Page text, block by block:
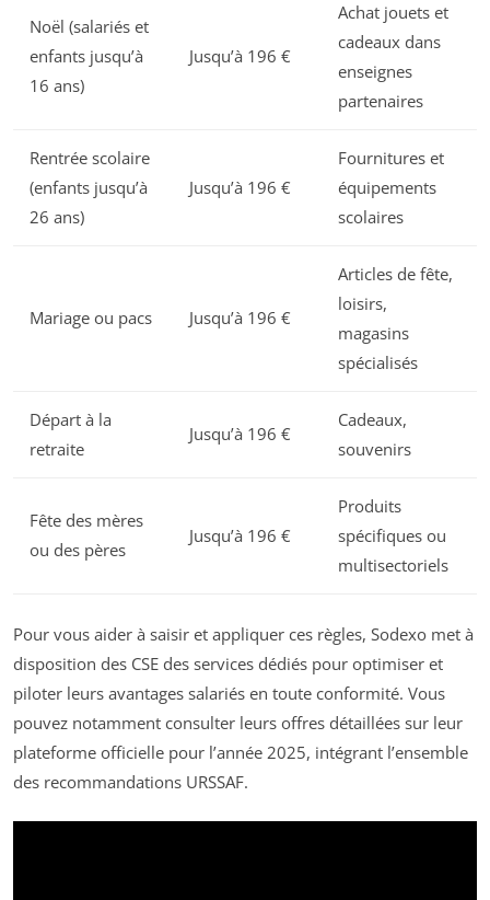
Noël (salariés et
enfants jusqu’à
16 ans)
Jusqu’à 196 €
Achat jouets et
cadeaux dans
enseignes
partenaires
Rentrée scolaire
(enfants jusqu’à
26 ans)
Jusqu’à 196 €
Fournitures et
équipements
scolaires
Mariage ou pacs Jusqu’à 196 €
Articles de fête,
loisirs,
magasins
spécialisés
Départ à la
retraite
Jusqu’à 196 €
Cadeaux,
souvenirs
Fête des mères
ou des pères
Jusqu’à 196 €
Produits
spécifiques ou
multisectoriels
Pour vous aider à saisir et appliquer ces règles, Sodexo met à
disposition des CSE des services dédiés pour optimiser et
piloter leurs avantages salariés en toute conformité. Vous
pouvez notamment consulter leurs offres détaillées sur leur
plateforme officielle pour l’année 2025, intégrant l’ensemble
des recommandations URSSAF.